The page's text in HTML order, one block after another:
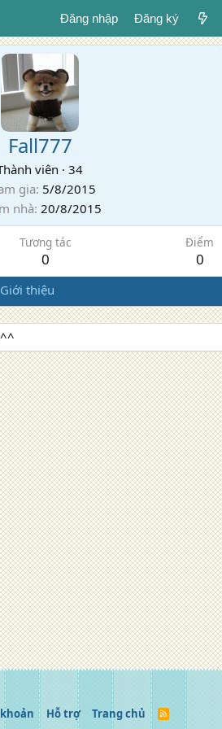
Đăng nhập Đăng ký
Fall777
viên · 34
gia 5/8/2015
nhà 20/8/2015
Tương tác
0
Điểm
0
Giới thiệu
Hỗ trợ Trang chủ
R